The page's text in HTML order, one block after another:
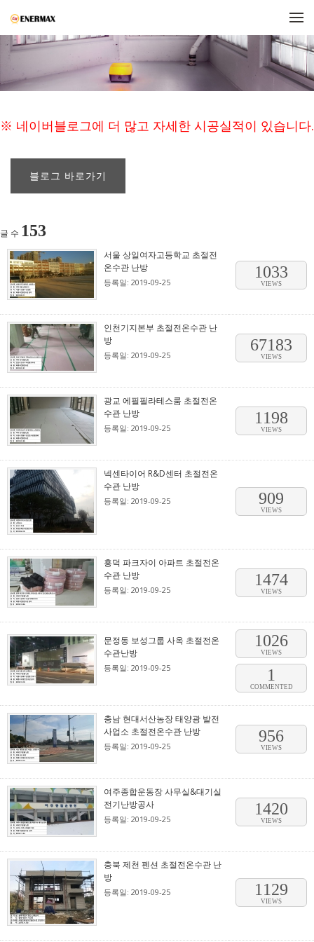
※ 네이버블로그에 더 많고 자세한 시공실적이 있습니다.
블로그 바로가기
글 수 153
서울 상일여자고등학교 초절전
온수관 난방
등록일: 2019-09-25
1033
VIEWS
인천기지본부 초절전온수관 난
방
등록일: 2019-09-25
67183
VIEWS
광교 에필필라테스룸 초절전온
수관 난방
등록일: 2019-09-25
1198
VIEWS
넥센타이어 R&D센터 초절전온
수관 난방
등록일: 2019-09-25 909
VIEWS
흥덕 파크자이 아파트 초절전온
수관 난방
등록일: 2019-09-25
1474
VIEWS
문정동 보성그룹 사옥 초절전온
수관난방
등록일: 2019-09-25
1026
VIEWS
1
COMMENTED
충남 현대서산농장 태양광 발전
사업소 초절전온수관 난방
등록일: 2019-09-25
956
VIEWS
여주종합운동장 사무실&대기실
전기난방공사
등록일: 2019-09-25
1420
VIEWS
충북 제천 펜션 초절전온수관 난
방
등록일: 2019-09-25 1129
VIEWS